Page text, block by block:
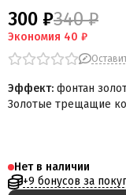
Веселая Затея
Салют России
Русская петарда
300 ₽340 ₽
Экономия 40 ₽
Эффект: фонтан
Золотые трещащие
Нет в наличии
+9 бонусов за